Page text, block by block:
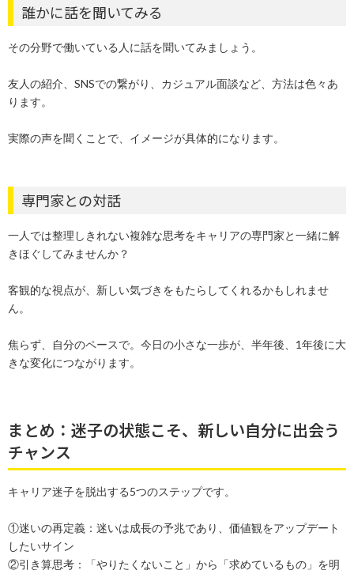
誰かに話を聞いてみる
その分野で働いている人に話を聞いてみましょう。
友人の紹介、SNSでの繋がり、カジュアル面談など、方法は色々あ
ります。
実際の声を聞くことで、イメージが具体的になります。
専門家との対話
一人では整理しきれない複雑な思考をキャリアの専門家と一緒に解
きほぐしてみませんか？
客観的な視点が、新しい気づきをもたらしてくれるかもしれませ
ん。
焦らず、自分のペースで。今日の小さな一歩が、半年後、1年後に大
きな変化につながります。
まとめ：迷子の状態こそ、新しい自分に出会う
チャンス
キャリア迷子を脱出する5つのステップです。
①迷いの再定義：迷いは成長の予兆であり、価値観をアップデート
したいサイン
②引き算思考：「やりたくないこと」から「求めているもの」を明